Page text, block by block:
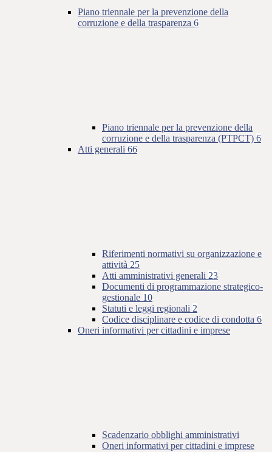
Piano triennale per la prevenzione della
corruzione e della trasparenza 6
Piano triennale per la prevenzione della
corruzione e della trasparenza (PTPCT) 6
Atti generali 66
Riferimenti normativi su organizzazione e
attività 25
Atti amministrativi generali 23
Documenti di programmazione strategico-
gestionale 10
Statuti e leggi regionali 2
Codice disciplinare e codice di condotta 6
Oneri informativi per cittadini e imprese
Scadenzario obblighi amministrativi
Oneri informativi per cittadini e imprese